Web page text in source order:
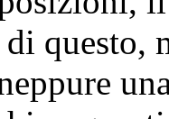
questo,